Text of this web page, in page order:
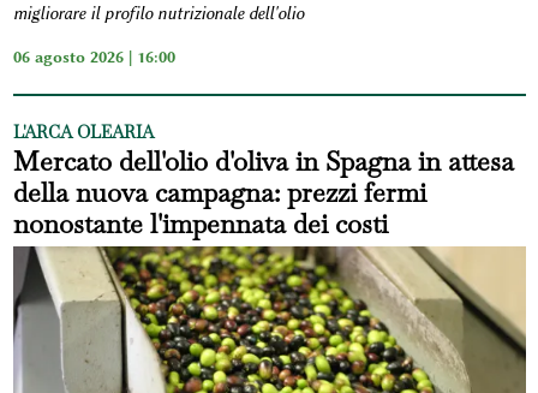
migliorare il profilo nutrizionale dell'olio
06 agosto 2026 | 16:00
L'ARCA OLEARIA
Mercato dell'olio d'oliva in Spagna in attesa
della nuova campagna: prezzi fermi
nonostante l'impennata dei costi